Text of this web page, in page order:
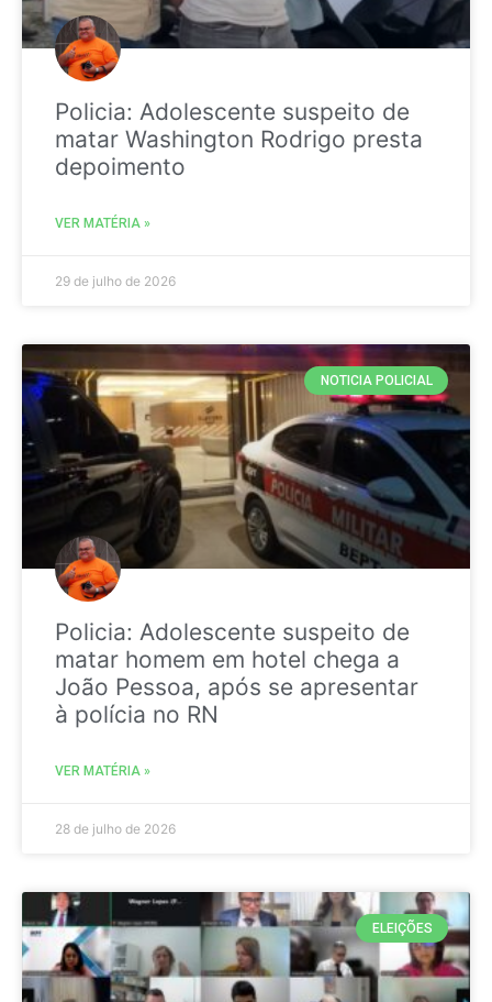
Policia: Adolescente suspeito de
matar Washington Rodrigo presta
depoimento
VER MATÉRIA »
29 de julho de 2026
NOTICIA POLICIAL
Policia: Adolescente suspeito de
matar homem em hotel chega a
João Pessoa, após se apresentar
à polícia no RN
VER MATÉRIA »
28 de julho de 2026
ELEIÇÕES